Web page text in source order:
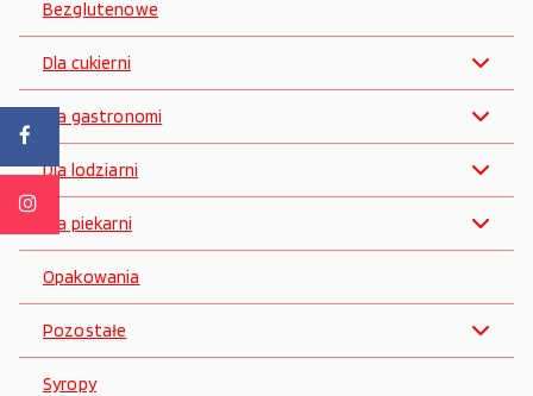
Bezglutenowe
Dla cukierni
Dla gastronomi
Dla lodziarni
Dla piekarni
Opakowania
Pozostałe
Syropy